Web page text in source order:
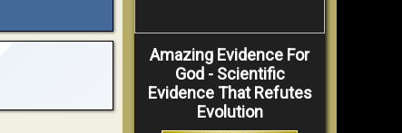
Amazing Evidence For
God - Scientific
Evidence That Refutes
Evolution